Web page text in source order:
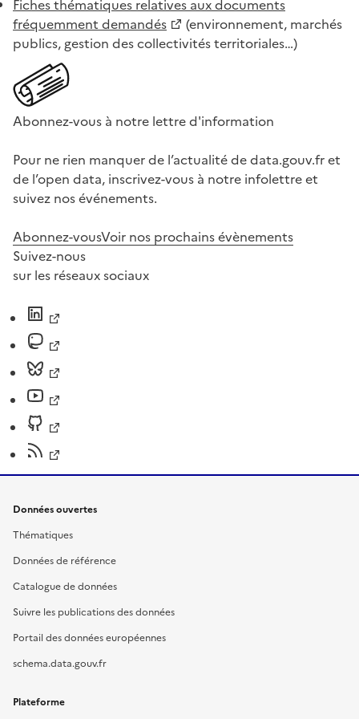
Fiches thématiques relatives aux documents
fréquemment demandés
(environnement, marchés
publics, gestion des collectivités territoriales…)
Abonnez-vous à notre lettre d'information
Pour ne rien manquer de l’actualité de data.gouv.fr et
de l’open data, inscrivez-vous à notre infolettre et
suivez nos événements.
Abonnez-vousVoir nos prochains évènements
Suivez-nous
sur les réseaux sociaux
Données ouvertes
Thématiques
Données de référence
Catalogue de données
Suivre les publications des données
Portail des données européennes
schema.data.gouv.fr
Plateforme